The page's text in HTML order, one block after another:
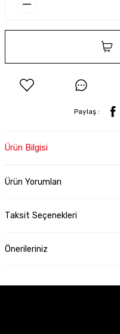
Paylaş :
Ürün Bilgisi
Ürün Yorumları
Taksit Seçenekleri
Önerileriniz